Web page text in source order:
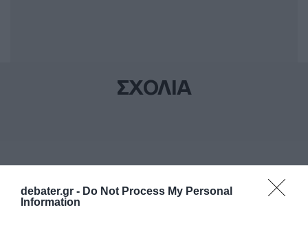
debater.gr - Do Not Process My Personal
Information
ΣΧΟΛΙΑ